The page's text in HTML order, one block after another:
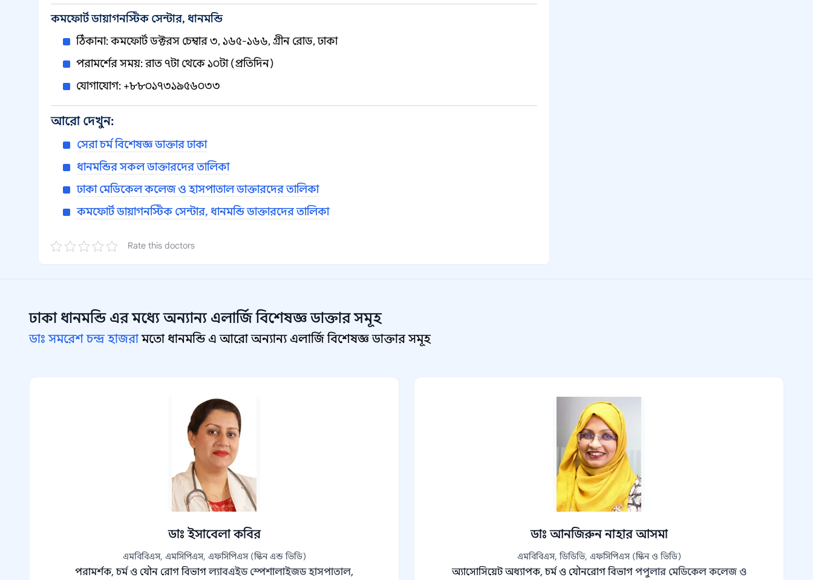
কমফোর্ট ডায়াগনস্টিক সেন্টার, ধানমন্ডি
ঠিকানা: কমফোর্ট ডক্টরস চেম্বার ৩, ১৬৫-১৬৬, গ্রীন রোড, ঢাকা
পরামর্শের সময়: রাত ৭টা থেকে ১০টা (প্রতিদিন)
যোগাযোগ: +৮৮০১৭৩১৯৫৬০৩৩
আরো দেখুন:
সেরা চর্ম বিশেষজ্ঞ ডাক্তার ঢাকা
ধানমন্ডির সকল ডাক্তারদের তালিকা
ঢাকা মেডিকেল কলেজ ও হাসপাতাল ডাক্তারদের তালিকা
কমফোর্ট ডায়াগনস্টিক সেন্টার, ধানমন্ডি ডাক্তারদের তালিকা
Rate this doctors
ঢাকা ধানমন্ডি এর মধ্যে অন্যান্য এলার্জি বিশেষজ্ঞ ডাক্তার সমূহ
ডাঃ সমরেশ চন্দ্র হাজরামতো ধানমন্ডি এ আরো অন্যান্য এলার্জি বিশেষজ্ঞ ডাক্তার সমূহ
ডাঃ ইসাবেলা কবির
এমবিবিএস, এমসিপিএস, এফসিপিএস (স্কিন এন্ড ভিডি)
পরামর্শক, চর্ম ও যৌন রোগ বিভাগ ল্যাবএইড স্পেশালাইজড হাসপাতাল,
ডাঃ আনজিরুন নাহার আসমা
এমবিবিএস, ডিডিভি, এফসিপিএস (স্কিন ও ভিডি)
অ্যাসোসিয়েট অধ্যাপক, চর্ম ও যৌনরোগ বিভাগ পপুলার মেডিকেল কলেজ ও